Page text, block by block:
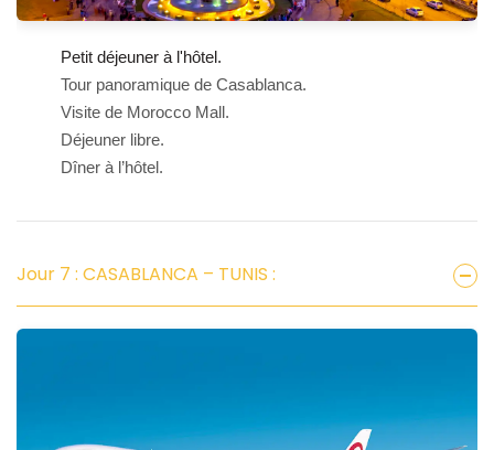
Petit déjeuner à l'hôtel.
Tour panoramique de Casablanca.
Visite de Morocco Mall.
Déjeuner libre.
Dîner à l’hôtel.
Jour 7 : CASABLANCA – TUNIS :